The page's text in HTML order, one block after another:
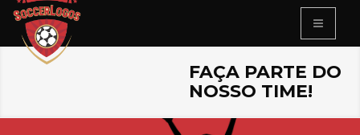
FAÇA PARTE DO
NOSSO TIME!